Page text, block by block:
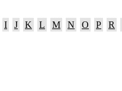
I J K L M N O P R